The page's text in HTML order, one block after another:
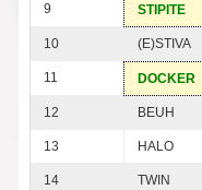
9 STIPITE
10 (E)STIVA
11 DOCKER
12 BEUH
13 HALO
14 TWIN